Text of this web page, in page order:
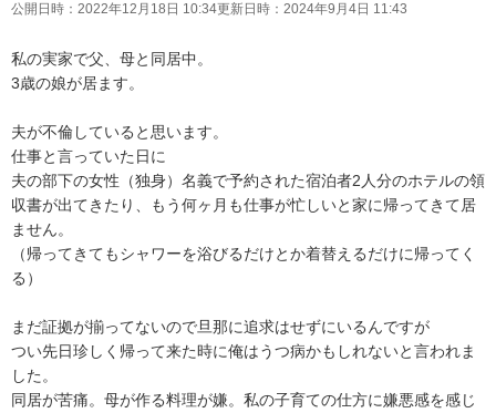
公開日時： 2022年12月18日 10:34更新日時： 2024年9月4日 11:43
私の実家で父、母と同居中。
3歳の娘が居ます。
夫が不倫していると思います。
仕事と言っていた日に
夫の部下の女性（独身）名義で予約された宿泊者2人分のホテルの領
収書が出てきたり、もう何ヶ月も仕事が忙しいと家に帰ってきて居
ません。
（帰ってきてもシャワーを浴びるだけとか着替えるだけに帰ってく
る）
まだ証拠が揃ってないので旦那に追求はせずにいるんですが
つい先日珍しく帰って来た時に俺はうつ病かもしれないと言われま
した。
同居が苦痛。母が作る料理が嫌。私の子育ての仕方に嫌悪感を感じ